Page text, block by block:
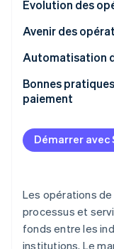
Stripe
Regarder la
Évolution des
Avenir des
Automatisation
Paiements
Mise en œuvre de
Bonnes
paiement
Ensemble de
Orchestration
Optimisation et
Informations et
Démarrer avec
Les opérations
processus et
fonds entre les
institutions. Le